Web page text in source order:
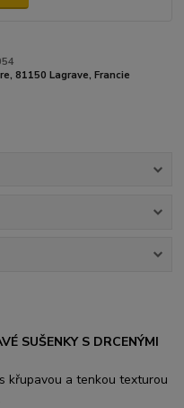
81150 Lagrave, Francie
SUŠENKY S DRCENÝMI
křupavou a tenkou texturou